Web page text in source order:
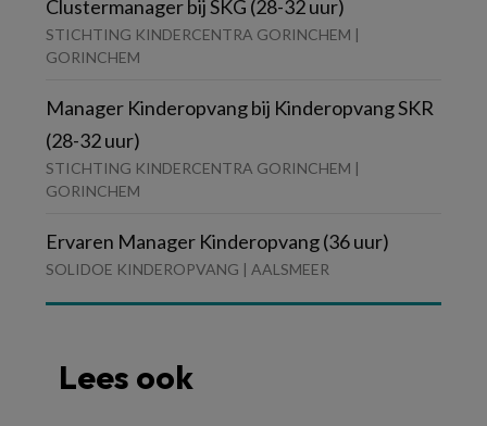
Clustermanager bij SKG (28-32 uur)
STICHTING KINDERCENTRA GORINCHEM |
GORINCHEM
Manager Kinderopvang bij Kinderopvang SKR
(28-32 uur)
STICHTING KINDERCENTRA GORINCHEM |
GORINCHEM
Ervaren Manager Kinderopvang (36 uur)
SOLIDOE KINDEROPVANG | AALSMEER
Lees ook